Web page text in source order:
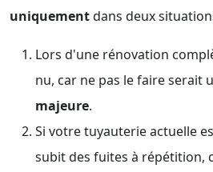
uniquementdans deux
Lors d'une rénovation
nu, car ne pas le faire serait
majeure.
Si votre tuyauterie actuelle
subit des fuites à répétition,